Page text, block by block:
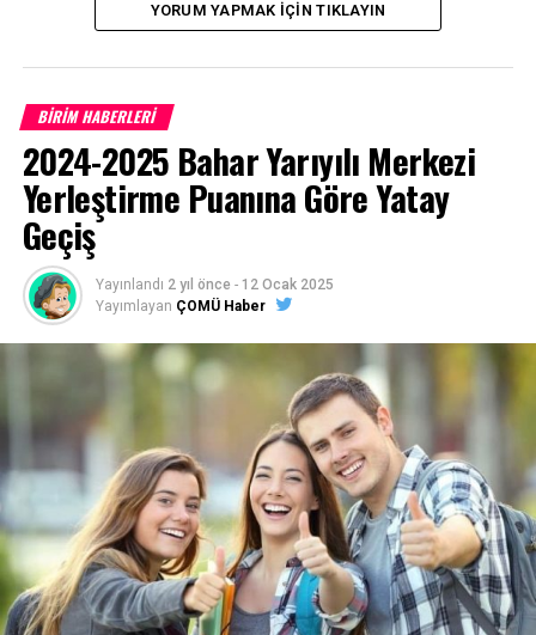
Mühendislik Fakültesi Spor Şenlikleri Kupa Töreni
Gerçekleştirildi
YORUM YAPMAK İÇIN TIKLAYIN
BİRİM HABERLERİ
2024-2025 Bahar Yarıyılı Merkezi
Yerleştirme Puanına Göre Yatay
Geçiş
Yayınlandı 2 yıl önce - 12 Ocak 2025
Yayımlayan ÇOMÜ Haber